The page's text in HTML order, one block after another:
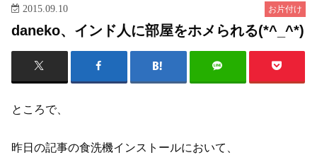
お片付け
2015.09.10
daneko、インド人に部屋をホメられる(*^_^*)
ところで、
昨日の記事の食洗機インストールにおいて、